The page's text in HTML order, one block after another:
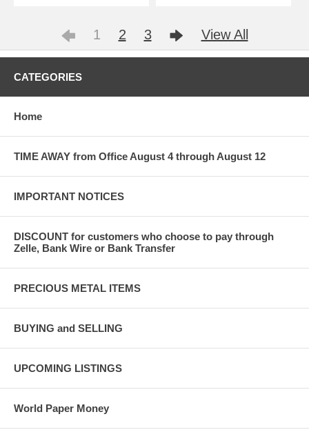
1 2 3 View All
CATEGORIES
Home
TIME AWAY from Office August 4 through August 12
IMPORTANT NOTICES
DISCOUNT for customers who choose to pay through
Zelle, Bank Wire or Bank Transfer
PRECIOUS METAL ITEMS
BUYING and SELLING
UPCOMING LISTINGS
World Paper Money